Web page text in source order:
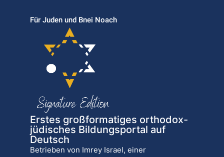
Für Juden und Bnei Noach
Erstes großformatiges orthodox-
jüdisches Bildungsportal auf
Deutsch
Betrieben von Imrey Israel, einer